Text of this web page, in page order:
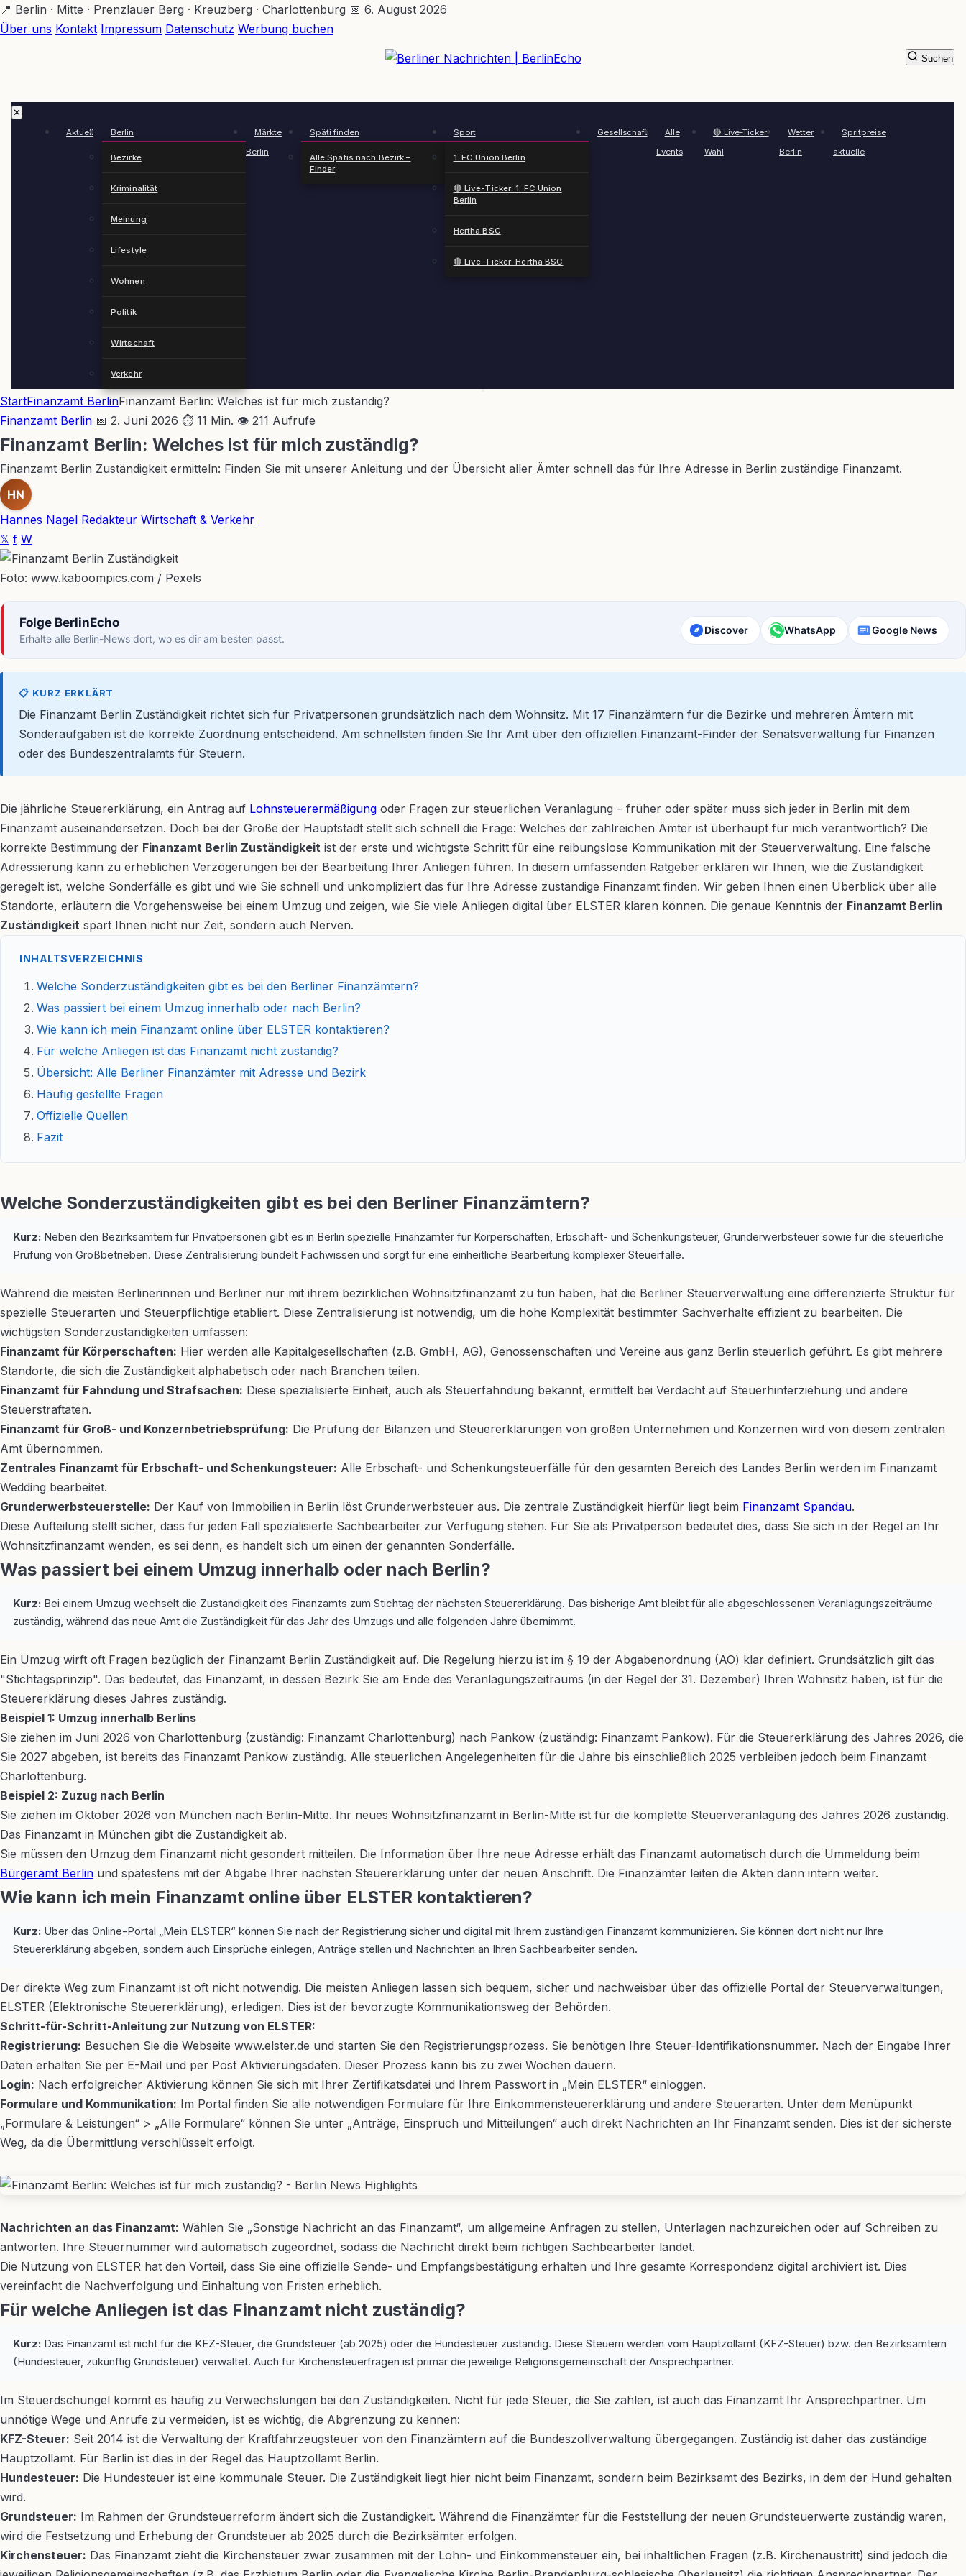
Zum
Hauptinhalt
📍 Berlin · Mitte · Prenzlauer Berg · Kreuzberg · Charlottenburg 📅 6. August 2026
Über uns Kontakt Impressum Datenschutz Werbung buchen
✕
Aktuell Berlin
Bezirke
Kriminalität
Meinung
Lifestyle
Wohnen
Politik
Wirtschaft
Verkehr
Märkte
Berlin
Späti finden
Alle Spätis nach Bezirk –
Finder
Sport
1. FC Union Berlin
🔴 Live-Ticker: 1. FC Union
Berlin
Hertha BSC
🔴 Live-Ticker: Hertha BSC
Gesellschaft
Alle
Events
🔴 Live-Ticker:
Wahl
Wetter
Berlin
Spritpreise
aktuelle
Suchen
StartFinanzamt BerlinFinanzamt Berlin: Welches ist für mich zuständig?
Finanzamt Berlin 📅 2. Juni 2026 ⏱ 11 Min. 👁 211 Aufrufe
Finanzamt Berlin: Welches ist für mich zuständig?
Finanzamt Berlin Zuständigkeit ermitteln: Finden Sie mit unserer Anleitung und der Übersicht aller Ämter schnell das für Ihre Adresse in Berlin zuständige Finanzamt.
HN
Hannes Nagel Redakteur Wirtschaft & Verkehr
𝕏 f W
Foto: www.kaboompics.com / Pexels
Folge BerlinEcho
Erhalte alle Berlin-News dort, wo es dir am besten passt.
Discover WhatsApp Google News
📋 KURZ ERKLÄRT
Die Finanzamt Berlin Zuständigkeit richtet sich für Privatpersonen grundsätzlich nach dem Wohnsitz. Mit 17 Finanzämtern für die Bezirke und mehreren Ämtern mit
Sonderaufgaben ist die korrekte Zuordnung entscheidend. Am schnellsten finden Sie Ihr Amt über den offiziellen Finanzamt-Finder der Senatsverwaltung für Finanzen
oder des Bundeszentralamts für Steuern.
Die jährliche Steuererklärung, ein Antrag auf Lohnsteuerermäßigung oder Fragen zur steuerlichen Veranlagung – früher oder später muss sich jeder in Berlin mit dem
Finanzamt auseinandersetzen. Doch bei der Größe der Hauptstadt stellt sich schnell die Frage: Welches der zahlreichen Ämter ist überhaupt für mich verantwortlich? Die
korrekte Bestimmung der Finanzamt Berlin Zuständigkeit ist der erste und wichtigste Schritt für eine reibungslose Kommunikation mit der Steuerverwaltung. Eine falsche
Adressierung kann zu erheblichen Verzögerungen bei der Bearbeitung Ihrer Anliegen führen. In diesem umfassenden Ratgeber erklären wir Ihnen, wie die Zuständigkeit
geregelt ist, welche Sonderfälle es gibt und wie Sie schnell und unkompliziert das für Ihre Adresse zuständige Finanzamt finden. Wir geben Ihnen einen Überblick über alle
Standorte, erläutern die Vorgehensweise bei einem Umzug und zeigen, wie Sie viele Anliegen digital über ELSTER klären können. Die genaue Kenntnis der Finanzamt Berlin
Zuständigkeit spart Ihnen nicht nur Zeit, sondern auch Nerven.
INHALTSVERZEICHNIS
Welche Sonderzuständigkeiten gibt es bei den Berliner Finanzämtern?
Was passiert bei einem Umzug innerhalb oder nach Berlin?
Wie kann ich mein Finanzamt online über ELSTER kontaktieren?
Für welche Anliegen ist das Finanzamt nicht zuständig?
Übersicht: Alle Berliner Finanzämter mit Adresse und Bezirk
Häufig gestellte Fragen
Offizielle Quellen
Fazit
Welche Sonderzuständigkeiten gibt es bei den Berliner Finanzämtern?
Kurz: Neben den Bezirksämtern für Privatpersonen gibt es in Berlin spezielle Finanzämter für Körperschaften, Erbschaft- und Schenkungsteuer, Grunderwerbsteuer sowie für die steuerliche
Prüfung von Großbetrieben. Diese Zentralisierung bündelt Fachwissen und sorgt für eine einheitliche Bearbeitung komplexer Steuerfälle.
Während die meisten Berlinerinnen und Berliner nur mit ihrem bezirklichen Wohnsitzfinanzamt zu tun haben, hat die Berliner Steuerverwaltung eine differenzierte Struktur für
spezielle Steuerarten und Steuerpflichtige etabliert. Diese Zentralisierung ist notwendig, um die hohe Komplexität bestimmter Sachverhalte effizient zu bearbeiten. Die
wichtigsten Sonderzuständigkeiten umfassen:
Finanzamt für Körperschaften: Hier werden alle Kapitalgesellschaften (z.B. GmbH, AG), Genossenschaften und Vereine aus ganz Berlin steuerlich geführt. Es gibt mehrere
Standorte, die sich die Zuständigkeit alphabetisch oder nach Branchen teilen.
Finanzamt für Fahndung und Strafsachen: Diese spezialisierte Einheit, auch als Steuerfahndung bekannt, ermittelt bei Verdacht auf Steuerhinterziehung und andere
Steuerstraftaten.
Finanzamt für Groß- und Konzernbetriebsprüfung: Die Prüfung der Bilanzen und Steuererklärungen von großen Unternehmen und Konzernen wird von diesem zentralen
Amt übernommen.
Zentrales Finanzamt für Erbschaft- und Schenkungsteuer: Alle Erbschaft- und Schenkungsteuerfälle für den gesamten Bereich des Landes Berlin werden im Finanzamt
Wedding bearbeitet.
Grunderwerbsteuerstelle: Der Kauf von Immobilien in Berlin löst Grunderwerbsteuer aus. Die zentrale Zuständigkeit hierfür liegt beim Finanzamt Spandau.
Diese Aufteilung stellt sicher, dass für jeden Fall spezialisierte Sachbearbeiter zur Verfügung stehen. Für Sie als Privatperson bedeutet dies, dass Sie sich in der Regel an Ihr
Wohnsitzfinanzamt wenden, es sei denn, es handelt sich um einen der genannten Sonderfälle.
Was passiert bei einem Umzug innerhalb oder nach Berlin?
Kurz: Bei einem Umzug wechselt die Zuständigkeit des Finanzamts zum Stichtag der nächsten Steuererklärung. Das bisherige Amt bleibt für alle abgeschlossenen Veranlagungszeiträume
zuständig, während das neue Amt die Zuständigkeit für das Jahr des Umzugs und alle folgenden Jahre übernimmt.
Ein Umzug wirft oft Fragen bezüglich der Finanzamt Berlin Zuständigkeit auf. Die Regelung hierzu ist im § 19 der Abgabenordnung (AO) klar definiert. Grundsätzlich gilt das
"Stichtagsprinzip". Das bedeutet, das Finanzamt, in dessen Bezirk Sie am Ende des Veranlagungszeitraums (in der Regel der 31. Dezember) Ihren Wohnsitz haben, ist für die
Steuererklärung dieses Jahres zuständig.
Beispiel 1: Umzug innerhalb Berlins
Sie ziehen im Juni 2026 von Charlottenburg (zuständig: Finanzamt Charlottenburg) nach Pankow (zuständig: Finanzamt Pankow). Für die Steuererklärung des Jahres 2026, die
Sie 2027 abgeben, ist bereits das Finanzamt Pankow zuständig. Alle steuerlichen Angelegenheiten für die Jahre bis einschließlich 2025 verbleiben jedoch beim Finanzamt
Charlottenburg.
Beispiel 2: Zuzug nach Berlin
Sie ziehen im Oktober 2026 von München nach Berlin-Mitte. Ihr neues Wohnsitzfinanzamt in Berlin-Mitte ist für die komplette Steuerveranlagung des Jahres 2026 zuständig.
Das Finanzamt in München gibt die Zuständigkeit ab.
Sie müssen den Umzug dem Finanzamt nicht gesondert mitteilen. Die Information über Ihre neue Adresse erhält das Finanzamt automatisch durch die Ummeldung beim
Bürgeramt Berlin und spätestens mit der Abgabe Ihrer nächsten Steuererklärung unter der neuen Anschrift. Die Finanzämter leiten die Akten dann intern weiter.
Wie kann ich mein Finanzamt online über ELSTER kontaktieren?
Kurz: Über das Online-Portal „Mein ELSTER“ können Sie nach der Registrierung sicher und digital mit Ihrem zuständigen Finanzamt kommunizieren. Sie können dort nicht nur Ihre
Steuererklärung abgeben, sondern auch Einsprüche einlegen, Anträge stellen und Nachrichten an Ihren Sachbearbeiter senden.
Der direkte Weg zum Finanzamt ist oft nicht notwendig. Die meisten Anliegen lassen sich bequem, sicher und nachweisbar über das offizielle Portal der Steuerverwaltungen,
ELSTER (Elektronische Steuererklärung), erledigen. Dies ist der bevorzugte Kommunikationsweg der Behörden.
Schritt-für-Schritt-Anleitung zur Nutzung von ELSTER:
Registrierung: Besuchen Sie die Webseite www.elster.de und starten Sie den Registrierungsprozess. Sie benötigen Ihre Steuer-Identifikationsnummer. Nach der Eingabe Ihrer
Daten erhalten Sie per E-Mail und per Post Aktivierungsdaten. Dieser Prozess kann bis zu zwei Wochen dauern.
Login: Nach erfolgreicher Aktivierung können Sie sich mit Ihrer Zertifikatsdatei und Ihrem Passwort in „Mein ELSTER“ einloggen.
Formulare und Kommunikation: Im Portal finden Sie alle notwendigen Formulare für Ihre Einkommensteuererklärung und andere Steuerarten. Unter dem Menüpunkt
„Formulare & Leistungen“ > „Alle Formulare“ können Sie unter „Anträge, Einspruch und Mitteilungen“ auch direkt Nachrichten an Ihr Finanzamt senden. Dies ist der sicherste
Weg, da die Übermittlung verschlüsselt erfolgt.
Nachrichten an das Finanzamt: Wählen Sie „Sonstige Nachricht an das Finanzamt“, um allgemeine Anfragen zu stellen, Unterlagen nachzureichen oder auf Schreiben zu
antworten. Ihre Steuernummer wird automatisch zugeordnet, sodass die Nachricht direkt beim richtigen Sachbearbeiter landet.
Die Nutzung von ELSTER hat den Vorteil, dass Sie eine offizielle Sende- und Empfangsbestätigung erhalten und Ihre gesamte Korrespondenz digital archiviert ist. Dies
vereinfacht die Nachverfolgung und Einhaltung von Fristen erheblich.
Für welche Anliegen ist das Finanzamt nicht zuständig?
Kurz: Das Finanzamt ist nicht für die KFZ-Steuer, die Grundsteuer (ab 2025) oder die Hundesteuer zuständig. Diese Steuern werden vom Hauptzollamt (KFZ-Steuer) bzw. den Bezirksämtern
(Hundesteuer, zukünftig Grundsteuer) verwaltet. Auch für Kirchensteuerfragen ist primär die jeweilige Religionsgemeinschaft der Ansprechpartner.
Im Steuerdschungel kommt es häufig zu Verwechslungen bei den Zuständigkeiten. Nicht für jede Steuer, die Sie zahlen, ist auch das Finanzamt Ihr Ansprechpartner. Um
unnötige Wege und Anrufe zu vermeiden, ist es wichtig, die Abgrenzung zu kennen:
KFZ-Steuer: Seit 2014 ist die Verwaltung der Kraftfahrzeugsteuer von den Finanzämtern auf die Bundeszollverwaltung übergegangen. Zuständig ist daher das zuständige
Hauptzollamt. Für Berlin ist dies in der Regel das Hauptzollamt Berlin.
Hundesteuer: Die Hundesteuer ist eine kommunale Steuer. Die Zuständigkeit liegt hier nicht beim Finanzamt, sondern beim Bezirksamt des Bezirks, in dem der Hund gehalten
wird.
Grundsteuer: Im Rahmen der Grundsteuerreform ändert sich die Zuständigkeit. Während die Finanzämter für die Feststellung der neuen Grundsteuerwerte zuständig waren,
wird die Festsetzung und Erhebung der Grundsteuer ab 2025 durch die Bezirksämter erfolgen.
Kirchensteuer: Das Finanzamt zieht die Kirchensteuer zwar zusammen mit der Lohn- und Einkommensteuer ein, bei inhaltlichen Fragen (z.B. Kirchenaustritt) sind jedoch die